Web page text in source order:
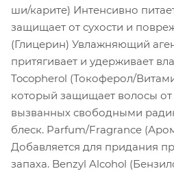
ши/карите) Интенсивно
защищает от сухости и
(Глицерин) Увлажняющий
притягивает и удерживает
Tocopherol (Токоферол/
который защищает волосы
вызванных свободными
блеск. Parfum/Fragrance
Добавляется для придания
запаха. Benzyl Alcohol